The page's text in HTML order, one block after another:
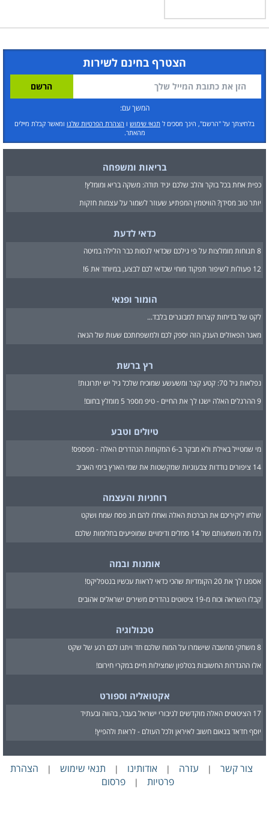
הצטרף בחינם לשירות
המשך עם:
בלחיצתך על "הרשם", הינך מסכים ל תנאי שימוש ו הצהרת הפרטיות שלנו ומאשר קבלת מיילים
מהאתר.
בריאות ומשפחה
כפית אחת בכל בוקר והלב שלכם יגיד תודה: משקה בריא ומומלץ!
יותר טוב מסידן? הוויטמין המפתיע שעוזר לשמור על עצמות חזקות
כדאי לדעת
8 תנוחות מומלצות על פי גילכם שכדאי לנסות כבר הלילה במיטה
12 פעולות לשיפור תפקוד מוחי שכדאי לכם לבצע, במיוחד את 6!
הומור ופנאי
לקט של בדיחות קצרות למבוגרים בלבד...
מאגר הפאזלים הענק הזה יספק לכם ולמשפחתכם שעות של הנאה
רץ ברשת
נפלאות גיל 70: קטע קצר ומשעשע שמוכיח שלכל גיל יש יתרונות!
9 ההרגלים האלה ישנו לך את החיים - טיפ מספר 5 מומלץ בחום!
טיולים וטבע
מי שמטייל באילת ולא מבקר ב-6 המקומות הנהדרים האלה - מפספס!
14 ציפורים נודדות צבעוניות שמקשטות את שמי הארץ בימי האביב
רוחניות והעצמה
שלחו ליקיריכם את הברכות האלה ואחלו להם חג פסח שמח ושקט
גלו מה משמעותם של 14 סמלים ודימויים שמופיעים בחלומות שלכם
אומנות ובמה
אספנו לך את 20 הקומדיות שהכי כדאי לראות עכשיו בנטפליקס!
קבלו השראה וכוח מ-19 ציטוטים נהדרים משירים ישראלים אהובים
טכנולוגיה
8 משחקי מחשבה שישמרו על המוח שלכם חד ויתנו לכם רגע של שקט
אלו ההגדרות החשובות בטלפון שמצילות חיים במקרי חירום!
אקטואליה וספורט
17 הציטוטים האלה מוקדשים לגיבורי ישראל בעבר, בהווה ובעתיד
יוסף חדאד בנאום חשוב לאיראן ולכל העולם - לראות ולהפיץ!
צור קשר | עזרה | אודותינו | תנאי שימוש |
הצהרת
פרטיות
| פרסום